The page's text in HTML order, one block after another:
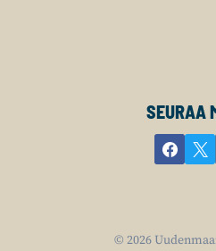
SEURAA
© 2026